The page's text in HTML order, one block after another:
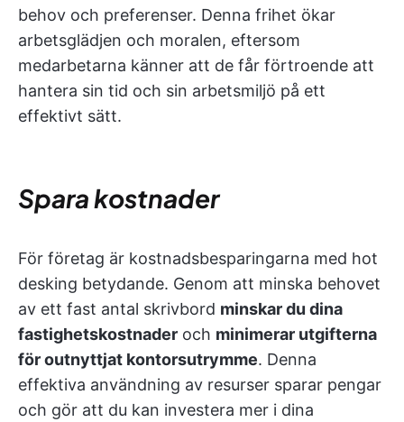
behov och preferenser. Denna frihet ökar
arbetsglädjen och moralen, eftersom
medarbetarna känner att de får förtroende att
hantera sin tid och sin arbetsmiljö på ett
effektivt sätt.
Spara kostnader
För företag är kostnadsbesparingarna med hot
desking betydande. Genom att minska behovet
av ett fast antal skrivbord minskar du dina
fastighetskostnader och minimerar utgifterna
för outnyttjat kontorsutrymme. Denna
effektiva användning av resurser sparar pengar
och gör att du kan investera mer i dina